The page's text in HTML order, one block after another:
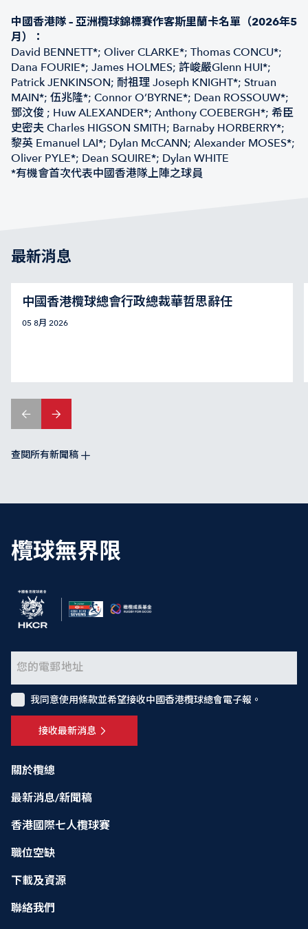
中國香港隊 – 亞洲欖球錦標賽作客斯里蘭卡名單（2026年5
月）：
David BENNETT*; Oliver CLARKE*; Thomas CONCU*;
Dana FOURIE*; James HOLMES; 許峻嚴Glenn HUI*;
Patrick JENKINSON; 耐祖理 Joseph KNIGHT*; Struan
MAIN*; 伍兆隆*; Connor O’BYRNE*; Dean ROSSOUW*;
鄧汶俊 ; Huw ALEXANDER*; Anthony COEBERGH*; 希臣
史密夫 Charles HIGSON SMITH; Barnaby HORBERRY*;
黎英 Emanuel LAI*; Dylan McCANN; Alexander MOSES*;
Oliver PYLE*; Dean SQUIRE*; Dylan WHITE
*有機會首次代表中國香港隊上陣之球員
最新消息
中國香港欖球總會行政總裁華哲思辭任
05 8月 2026
查閱所有新聞稿
欖球無界限
關於欖總
最新消息/新聞稿
香港國際七人欖球賽
職位空缺
下載及資源
聯絡我們
接收最新消息
我同意使用條款並希望接收中國香港欖球總會電子報。